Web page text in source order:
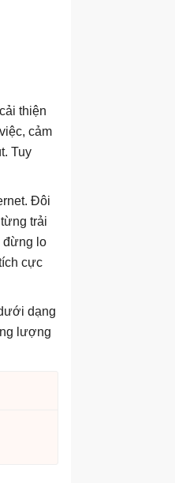
thiện
cảm
Tuy
Đôi
trải
đừng lo
cực
dạng
lượng